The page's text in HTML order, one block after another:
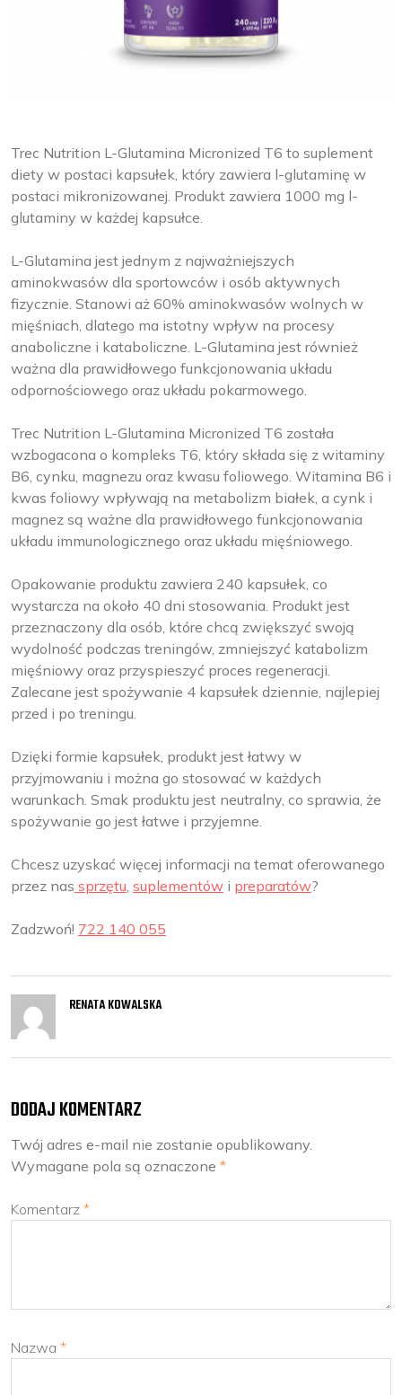
Trec Nutrition L-Glutamina Micronized T6 to suplement
diety w postaci kapsułek, który zawiera l-glutaminę w
postaci mikronizowanej. Produkt zawiera 1000 mg l-
glutaminy w każdej kapsułce.
L-Glutamina jest jednym z najważniejszych
aminokwasów dla sportowców i osób aktywnych
fizycznie. Stanowi aż 60% aminokwasów wolnych w
mięśniach, dlatego ma istotny wpływ na procesy
anaboliczne i kataboliczne. L-Glutamina jest również
ważna dla prawidłowego funkcjonowania układu
odpornościowego oraz układu pokarmowego.
Trec Nutrition L-Glutamina Micronized T6 została
wzbogacona o kompleks T6, który składa się z witaminy
B6, cynku, magnezu oraz kwasu foliowego. Witamina B6 i
kwas foliowy wpływają na metabolizm białek, a cynk i
magnez są ważne dla prawidłowego funkcjonowania
układu immunologicznego oraz układu mięśniowego.
Opakowanie produktu zawiera 240 kapsułek, co
wystarcza na około 40 dni stosowania. Produkt jest
przeznaczony dla osób, które chcą zwiększyć swoją
wydolność podczas treningów, zmniejszyć katabolizm
mięśniowy oraz przyspieszyć proces regeneracji.
Zalecane jest spożywanie 4 kapsułek dziennie, najlepiej
przed i po treningu.
Dzięki formie kapsułek, produkt jest łatwy w
przyjmowaniu i można go stosować w każdych
warunkach. Smak produktu jest neutralny, co sprawia, że
spożywanie go jest łatwe i przyjemne.
Chcesz uzyskać więcej informacji na temat oferowanego
przez nas sprzętu, suplementów i preparatów?
Zadzwoń! 722 140 055
RENATA KOWALSKA
DODAJ KOMENTARZ
Twój adres e-mail nie zostanie opublikowany.
Wymagane pola są oznaczone *
Komentarz *
Nazwa *